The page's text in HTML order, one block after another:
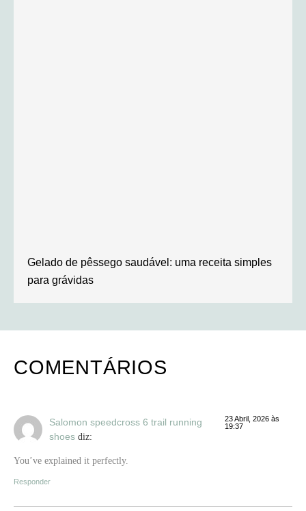
Gelado de pêssego saudável: uma receita simples
para grávidas
COMENTÁRIOS
Salomon speedcross 6 trail running
shoes diz:
23 Abril, 2026 às
19:37
You’ve explained it perfectly.
Responder